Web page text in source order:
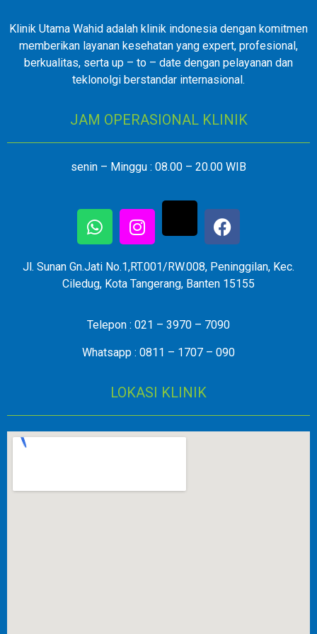
Klinik Utama Wahid adalah klinik indonesia dengan komitmen
memberikan layanan kesehatan yang expert, profesional,
berkualitas, serta up – to – date dengan pelayanan dan
teklonolgi berstandar internasional.
JAM OPERASIONAL KLINIK
senin – Minggu : 08.00 – 20.00 WIB
Jl. Sunan Gn.Jati No.1,RT.001/RW.008, Peninggilan, Kec.
Ciledug, Kota Tangerang, Banten 15155
Telepon : 021 – 3970 – 7090
Whatsapp : 0811 – 1707 – 090
LOKASI KLINIK